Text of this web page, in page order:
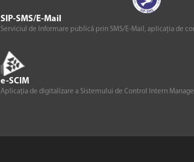
SIP-SMS/E-Mail
Serviciul de Informare publică prin SMS/E-Mail, aplicația de
e-SCIM
Aplicația de digitalizare a Sistemului de Control Intern